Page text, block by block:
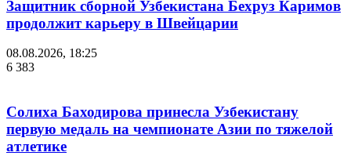
Защитник сборной Узбекистана Бехруз Каримов
продолжит карьеру в Швейцарии
08.08.2026, 18:25
6 383
Солиха Баходирова принесла Узбекистану
первую медаль на чемпионате Азии по тяжелой
атлетике